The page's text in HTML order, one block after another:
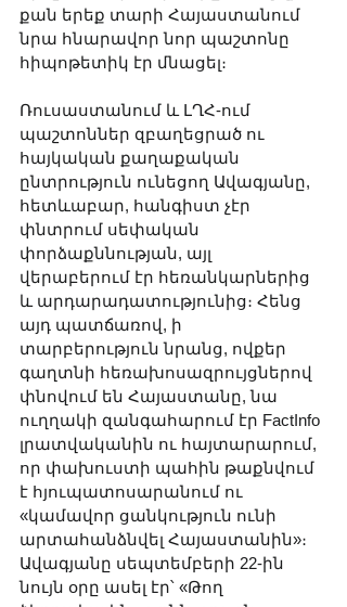
քան երեք տարի Հայաստանում
նրա հնարավոր նոր պաշտոնը
հիպոթետիկ էր մնացել։
Ռուսաստանում և ԼՂՀ-ում
պաշտոններ զբաղեցրած ու
հայկական քաղաքական
ընտրություն ունեցող Ավագյանը,
հետևաբար, հանգիստ չէր
փնտրում սեփական
փորձաքննության, այլ
վերաբերում էր հեռանկարներից
և արդարադատությունից։ Հենց
այդ պատճառով, ի
տարբերություն նրանց, ովքեր
գաղտնի հեռախոսազրույցներով
փնովում են Հայաստանը, նա
ուղղակի զանգահարում էր FactInfo
լրատվականին ու հայտարարում,
որ փախուստի պահին թաքնվում
է հյուպատոսարանում ու
«կամավոր ցանկություն ունի
արտահանձնվել Հայաստանին»։
Ավագյանը սեպտեմբերի 22-ին
նույն օրը ասել էր՝ «Թող